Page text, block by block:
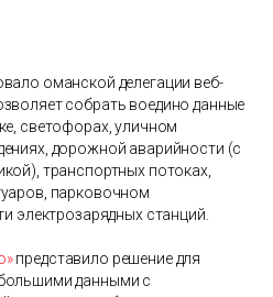
оманской делегации веб-
собрать воедино данные
светофорах, уличном
дорожной аварийности (с
транспортных потоках,
парковочном
электрозарядных станций.
представило решение для
данными с